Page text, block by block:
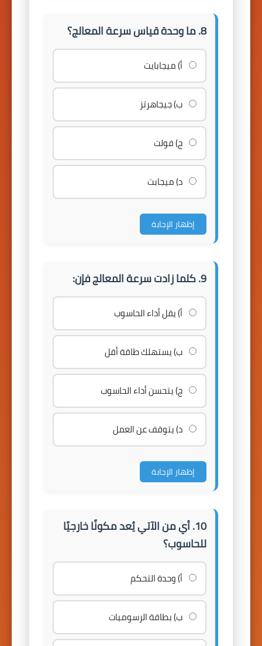
8. ما وحدة قياس سرعة المعالج؟
أ) ميجابايت
ب) جيجاهرتز
ج) فولت
د) ميجابت
إظهار الإجابة
9. كلما زادت سرعة المعالج فإن:
أ) يقل أداء الحاسوب
ب) يستهلك طاقة أقل
ج) يتحسن أداء الحاسوب
د) يتوقف عن العمل
إظهار الإجابة
10. أي من الآتي يُعد مكونًا خارجيًا
للحاسوب؟
أ) وحدة التحكم
ب) بطاقة الرسوميات